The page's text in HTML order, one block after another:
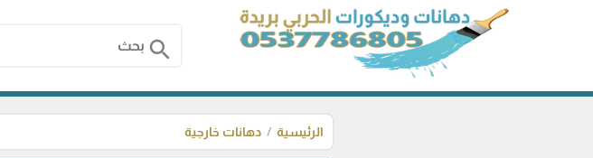
search
الرئيسية دهانات خارجية